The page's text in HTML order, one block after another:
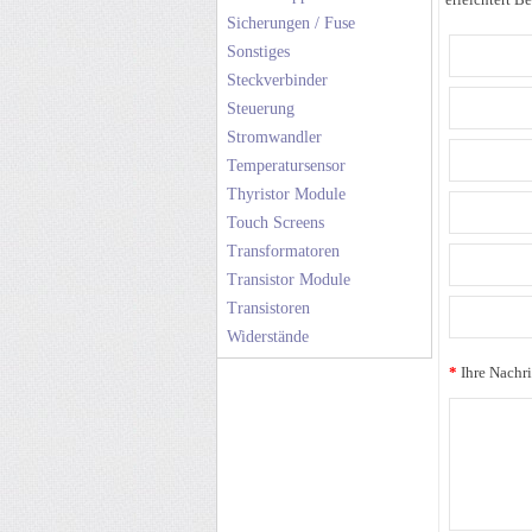
Sicherungen / Fuse
Sonstiges
Steckverbinder
Steuerung
Stromwandler
Temperatursensor
Thyristor Module
Touch Screens
Transformatoren
Transistor Module
Transistoren
Widerstände
* Ihre